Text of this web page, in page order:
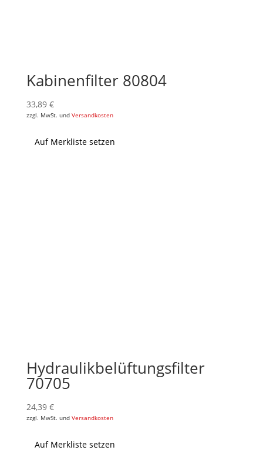
Kabinenfilter 80804
33,89 €
zzgl. MwSt. und Versandkosten
Auf Merkliste setzen
Hydraulikbelüftungsfilter
70705
24,39 €
zzgl. MwSt. und Versandkosten
Auf Merkliste setzen